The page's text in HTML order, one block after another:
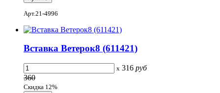
Арт.21-4996
Вставка Ветерок8 (611421)
x 316 руб
360
Скидка 12%